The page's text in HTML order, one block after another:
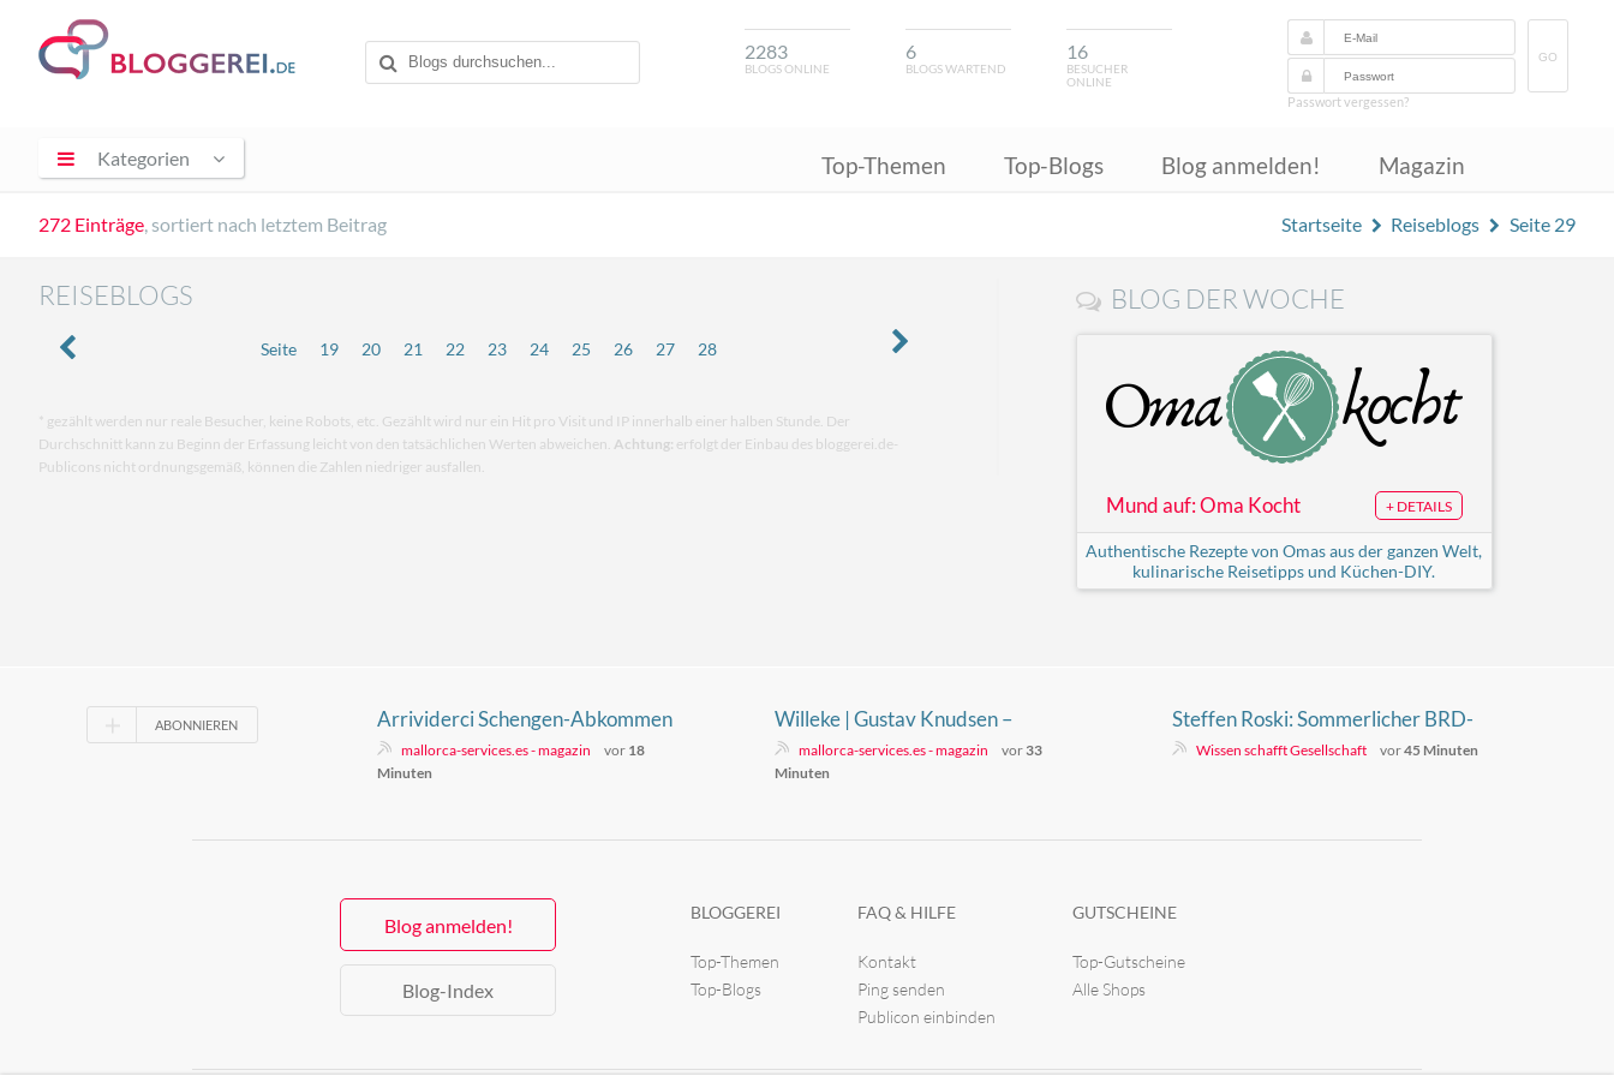
2283
BLOGS ONLINE
6
BLOGS WARTEND
16
BESUCHER
ONLINE
GO
Passwort vergessen?
Kategorien Top-Themen Top-Blogs Blog anmelden! Magazin
272 Einträge, sortiert nach letztem Beitrag Startseite Reiseblogs Seite 29
REISEBLOGS
Seite 19 20 21 22 23 24 25 26 27 28
* gezählt werden nur reale Besucher, keine Robots, etc. Gezählt wird nur ein Hit pro Visit und IP innerhalb einer halben Stunde. Der
Durchschnitt kann zu Beginn der Erfassung leicht von den tatsächlichen Werten abweichen. Achtung: erfolgt der Einbau des bloggerei.de-
Publicons nicht ordnungsgemäß, können die Zahlen niedriger ausfallen.
BLOG DER WOCHE
Mund auf: Oma Kocht + DETAILS
Authentische Rezepte von Omas aus der ganzen Welt,
kulinarische Reisetipps und Küchen-DIY.
ABONNIEREN Arrividerci Schengen-Abkommen
mallorca-services.es - magazin vor 18
Minuten
Willeke | Gustav Knudsen –
08.08.2026
mallorca-services.es - magazin vor 33
Minuten
Steffen Roski: Sommerlicher BRD-
Kulturkampf
Wissen schafft Gesellschaft vor45 Minuten
Blog anmelden!
Blog-Index
BLOGGEREI
Top-Themen
Top-Blogs
FAQ & HILFE
Kontakt
Ping senden
Publicon einbinden
GUTSCHEINE
Top-Gutscheine
Alle Shops